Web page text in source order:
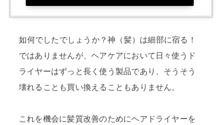
如何でしたでしょうか？神（髪）は細部に宿る！
ではありませんが、ヘアケアにおいて日々使うド
ライヤーはずっと長く使う製品であり、そうそう
壊れることも買い換えることもありません。
これを機会に髪質改善のためにヘアドライヤーを